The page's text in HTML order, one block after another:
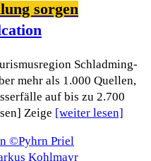
sorgen
Schladming-
mehr als 1.000 Quellen,
auf bis zu 2.700
Zeige [weiter lesen]